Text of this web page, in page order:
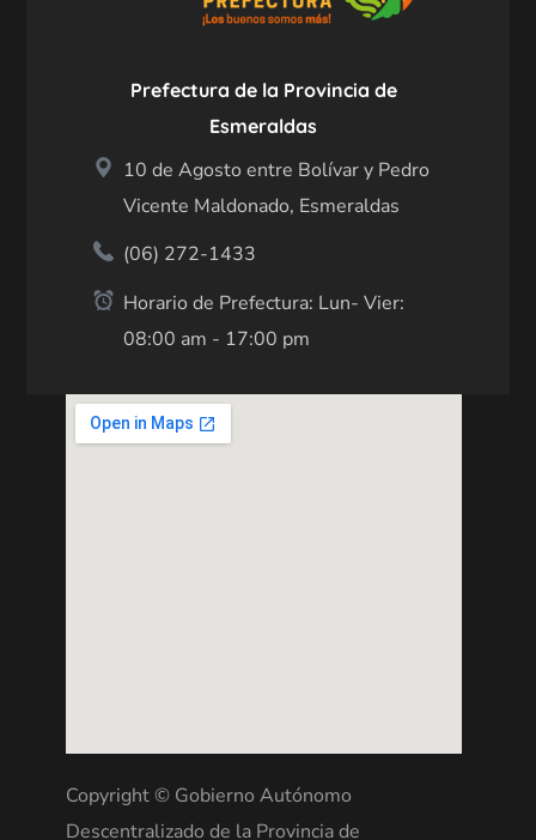
Prefectura de la Provincia de
Esmeraldas
10 de Agosto entre Bolívar y Pedro
Vicente Maldonado, Esmeraldas
(06) 272-1433
Horario de Prefectura: Lun- Vier:
08:00 am - 17:00 pm
Copyright © Gobierno Autónomo
Descentralizado de la Provincia de